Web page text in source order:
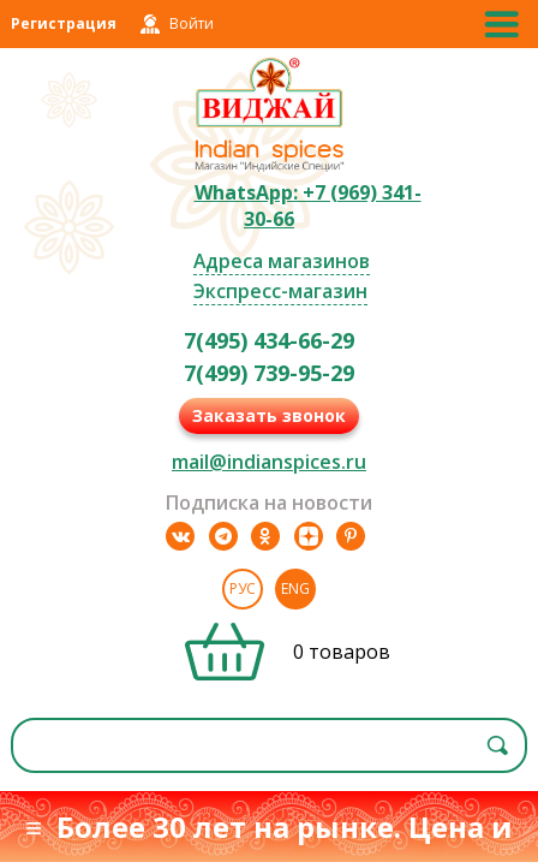
Регистрация Войти
WhatsApp: +7 (969) 341-
30-66
Адреса магазинов
Экспресс-магазин
7(495) 434-66-29
7(499) 739-95-29
Заказать звонок
mail@indianspices.ru
Подписка на новости
РУС ENG
0 товаров
≡ Более 30 лет на рынке. Цена и